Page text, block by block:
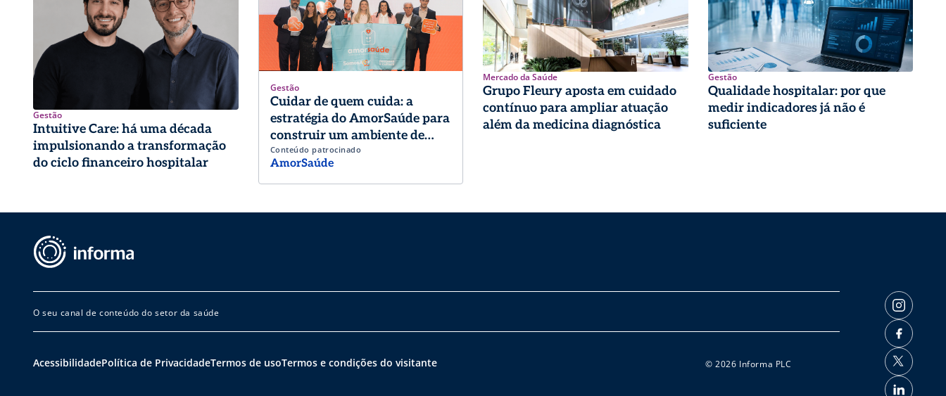
Gestão
Intuitive Care: há uma década
impulsionando a transformação
do ciclo financeiro hospitalar
Gestão
Cuidar de quem cuida: a
estratégia do AmorSaúde para
construir um ambiente de
trabalho de excelência
Conteúdo patrocinado
AmorSaúde
Mercado da Saúde
Grupo Fleury aposta em cuidado
contínuo para ampliar atuação
além da medicina diagnóstica
Gestão
Qualidade hospitalar: por que
medir indicadores já não é
suficiente
O seu canal de conteúdo do setor da saúde
AcessibilidadePolítica de PrivacidadeTermos de usoTermos e condições do visitante © 2026 Informa PLC